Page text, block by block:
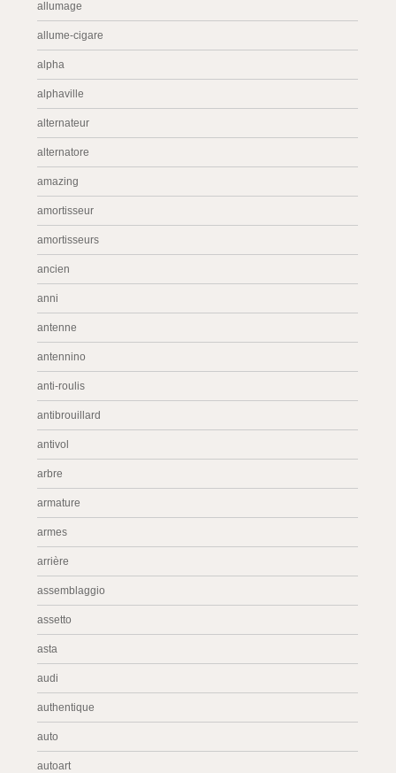
allumage
allume-cigare
alpha
alphaville
alternateur
alternatore
amazing
amortisseur
amortisseurs
ancien
anni
antenne
antennino
anti-roulis
antibrouillard
antivol
arbre
armature
armes
arrière
assemblaggio
assetto
asta
audi
authentique
auto
autoart